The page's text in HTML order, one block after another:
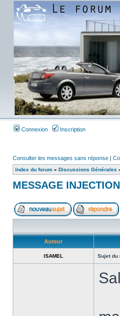
Connexion Inscription
Consulter les messages sans réponse |
Index du forum » Discussions Générales
MESSAGE
Auteur
ISAMEL Sujet du